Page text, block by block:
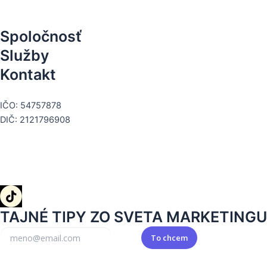
Spoločnosť
Služby
Kontakt
IČO: 54757878
DIČ: 2121796908
TAJNÉ TIPY ZO SVETA MARKETINGU
To chcem